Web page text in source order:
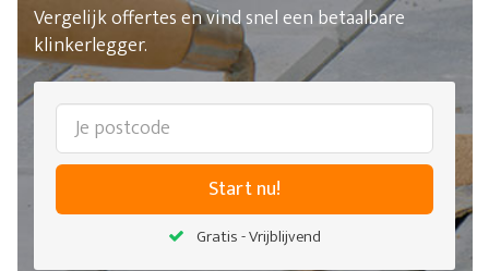
Vergelijk offertes en vind snel een betaalbare
klinkerlegger.
Start nu!
Gratis - Vrijblijvend